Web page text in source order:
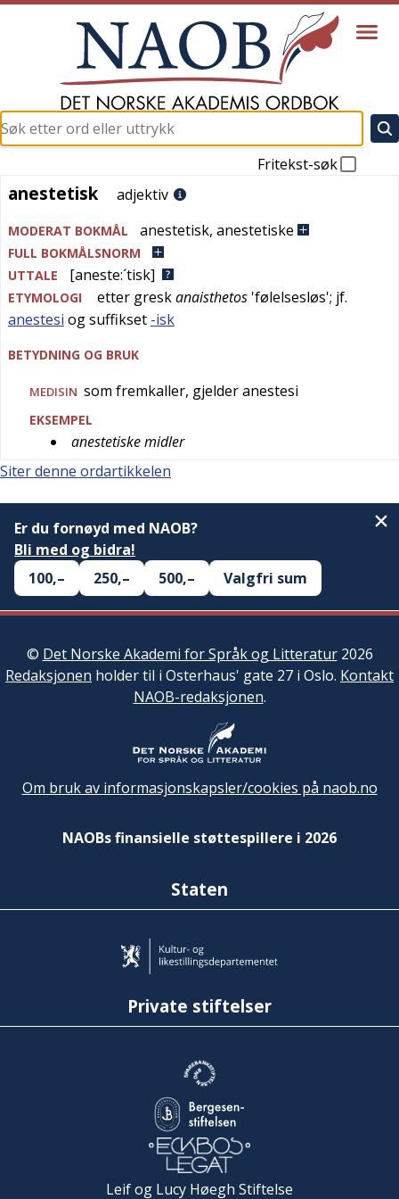
Fritekst-søk
anestetisk
anestetisk adjektiv
MODERAT BOKMÅL anestetisk, anestetiske
FULL BOKMÅLSNORM
UTTALE
[aneste:´tisk]
ETYMOLOGI etter greskanaisthetos 'følelsesløs'; jf.
anestesi og suffikset -isk
BETYDNING OG BRUK
MEDISIN som fremkaller, gjelder anestesi
EKSEMPEL
anestetiske midler
Siter denne ordartikkelen
Er du fornøyd med NAOB?
Bli med og bidra!
100,–
250,– 500,– Valgfri sum
© Det Norske Akademi for Språk og Litteratur2026
Redaksjonen holder til i Osterhaus' gate 27 i Oslo. Kontakt
NAOB-redaksjonen.
Om bruk av informasjonskapsler/cookies på naob.no
NAOBs finansielle støttespillere i 2026
Staten
Private stiftelser
Leif og Lucy Høegh Stiftelse